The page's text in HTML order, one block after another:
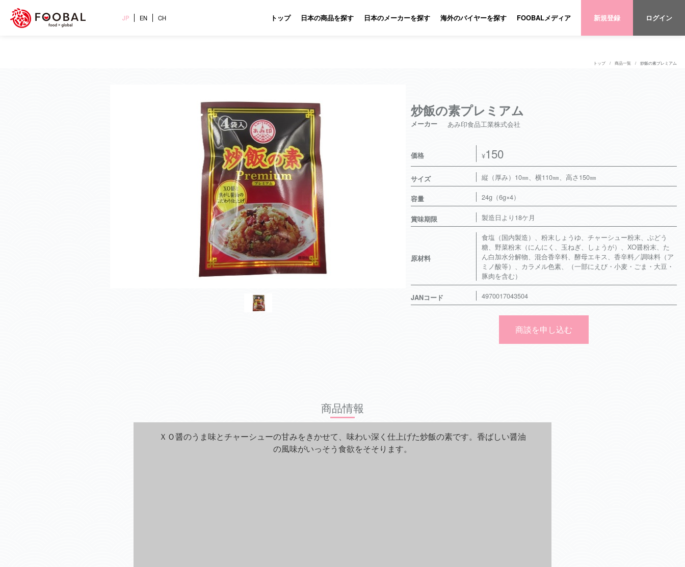
JP EN CH トップ 日本の商品を探す 日本のメーカーを探す 海外のバイヤーを探す FOOBALメディア 新規登録 ログイン
トップ 商品一覧 炒飯の素プレミアム
炒飯の素プレミアム
メーカー あみ印食品工業株式会社
価格 ¥150
サイズ 縦（厚み）10㎜、横110㎜、高さ150㎜
容量 24g（6g×4）
賞味期限 製造日より18ケ月
原材料
食塩（国内製造）、粉末しょうゆ、チャーシュー粉末、ぶどう
糖、野菜粉末（にんにく、玉ねぎ、しょうが）、XO醤粉末、た
ん白加水分解物、混合香辛料、酵母エキス、香辛料／調味料（ア
ミノ酸等）、カラメル色素、（一部にえび・小麦・ごま・大豆・
豚肉を含む）
JANコード 4970017043504
商談を申し込む
商品情報
ＸＯ醤のうま味とチャーシューの甘みをきかせて、味わい深く仕上げた炒飯の素です。香ばしい醤油
の風味がいっそう食欲をそそります。